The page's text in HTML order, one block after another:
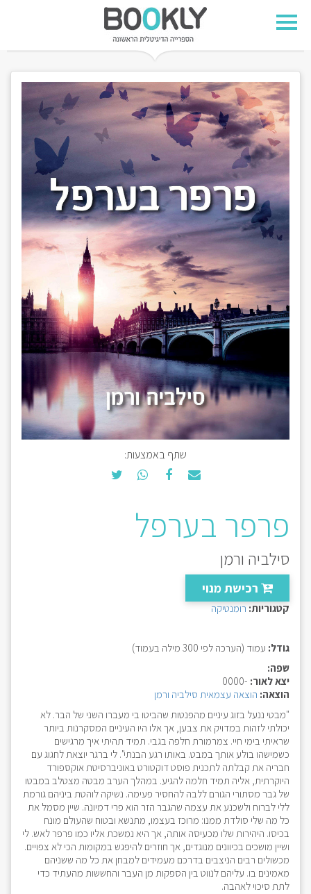
שתף באמצעות:
פרפר בערפל
סילביה ורמן
רכישת מנוי
קטגוריות: רומנטיקה
גודל: עמוד (הערכה לפי 300 מילה בעמוד)
שפה:
יצא לאור: -0000
הוצאה: הוצאה עצמאית סילביה ורמן
"מבטי ננעל בזוג עיניים מהפנטות שהביטו בי מעברו השני של הבר. לא
יכולתי לזהות במדויק את צבען, אך אלו היו העיניים המסקרנות ביותר
שראיתי בימי חיי. צמרמורת חלפה בגבי. תמיד תהיתי איך מרגישים
כשמישהו בולע אותך במבט. באותו רגע הבנתי". לי ברגר יוצאת לחגוג עם
חבריה את קבלתה לתכנית פוסט דוקטורט באוניברסיטת אוקספורד
היוקרתית, אליה תמיד חלמה להגיע. במהלך הערב מבטה מצטלב במבטו
של גבר מסתורי הגורם ללבה להחסיר פעימה. נשיקה לוהטת ביניהם גורמת
ללי לברוח ולשכנע את עצמה שהגבר הזר הוא פרי דמיונה. שיין מסמל את
כל מה שלי סולדת ממנו: מרוכז בעצמו, מתנשא ובטוח שהעולם מונח
בכיסו. היהירות שלו מכעיסה אותה, אך היא נמשכת אליו כמו פרפר לאש. לי
ושיין מושכים בכיוונים מנוגדים, אך חוזרים להיפגש במקומות הכי לא צפויים.
מכשולים רבים הניצבים בדרכם מעמידים למבחן את כל מה ששניהם
מאמינים בו. עליהם לנווט בין הספקות מן העבר והחששות מהעתיד כדי
לתת סיכוי לאהבה.